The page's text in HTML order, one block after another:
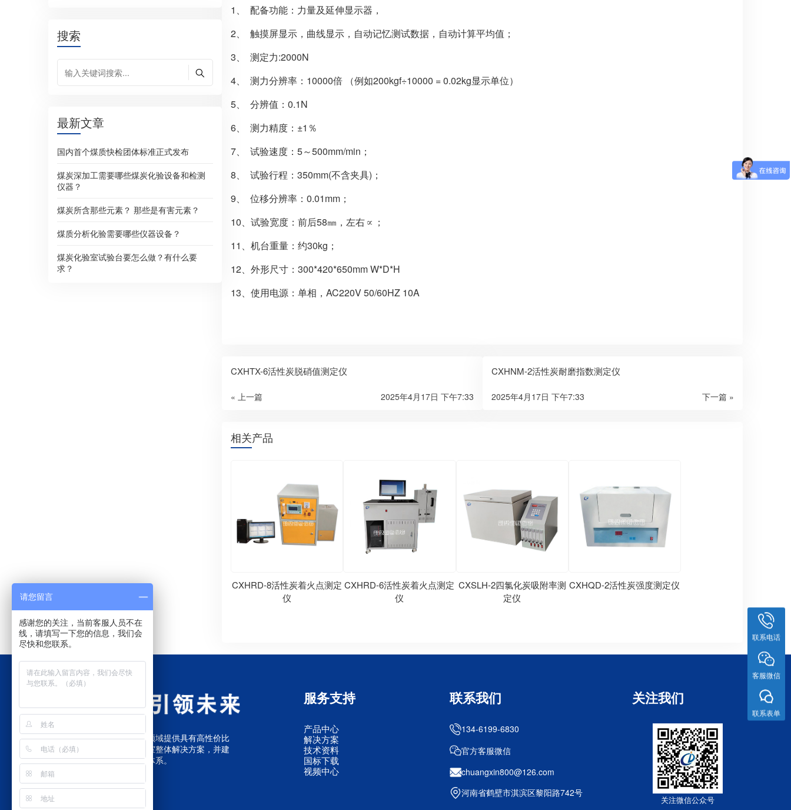
搜索
最新文章
国内首个煤质快检团体标准正式发布
煤炭深加工需要哪些煤炭化验设备和检测
仪器？
煤炭所含那些元素？ 那些是有害元素？
煤质分析化验需要哪些仪器设备？
煤炭化验室试验台要怎么做？有什么要
求？
1、 配备功能：力量及延伸显示器，
2、 触摸屏显示，曲线显示，自动记忆测试数据，自动计算平均值；
3、 测定力:2000N
4、 测力分辨率：10000倍 （例如200kgf÷10000 = 0.02kg显示单位）
5、 分辨值：0.1N
6、 测力精度：±1％
7、 试验速度：5～500mm/min；
8、 试验行程：350mm(不含夹具)；
9、 位移分辨率：0.01mm；
10、试验宽度：前后58㎜，左右∝；
11、机台重量：约30kg；
12、外形尺寸：300*420*650mm W*D*H
13、使用电源：单相，AC220V 50/60HZ 10A
CXHTX-6活性炭脱硝值测定仪
« 上一篇 2025年4月17日 下午7:33
CXHNM-2活性炭耐磨指数测定仪
下一篇 »
2025年4月17日 下午7:33
相关产品
CXHRD-8活性炭着火点测定
仪
CXHRD-6活性炭着火点测定
仪
CXSLH-2四氯化炭吸附率测
定仪
CXHQD-2活性炭强度测定仪
我们致力于为煤质分析仪器领域提供具有高性价比
的煤炭检测设备和煤质化验室整体解决方案，并建
立了完善的销售和售后服务体系。
服务支持
产品中心
解决方案
技术资料
国标下载
视频中心
联系我们
134-6199-6830
官方客服微信
chuangxin800@126.com
河南省鹤壁市淇滨区黎阳路742号
关注我们
关注微信公众号
联系电话
客服微信
联系表单
请您留言
感谢您的关注，当前客服人员不在
线，请填写一下您的信息，我们会
尽快和您联系。